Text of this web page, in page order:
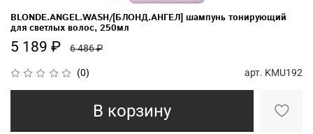
(0) арт. KMU192
BLONDE.ANGEL.WASH/[БЛОНД.АНГЕЛ] шампунь тонирующий
для светлых волос, 250мл
5 189 ₽ 6 486 ₽
В корзину